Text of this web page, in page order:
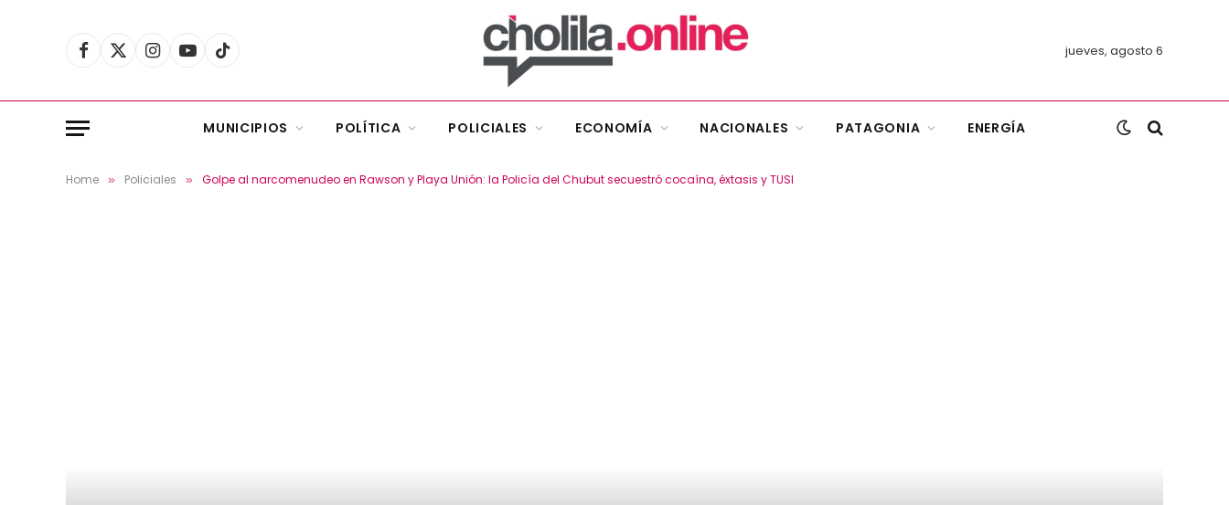
Facebook
X
Instagram
YouTubeTikTok jueves, agosto 6
MUNICIPIOS POLÍTICA POLICIALES ECONOMÍA NACIONALES PATAGONIA ENERGÍA
Home » Policiales » Golpe al narcomenudeo en Rawson y Playa Unión: la Policía del Chubut secuestró cocaína, éxtasis y TUSI